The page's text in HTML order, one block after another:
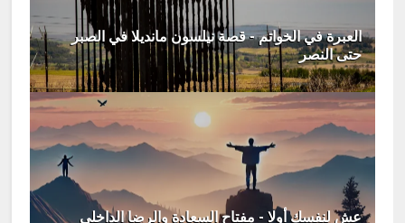
العبرة في الخواتم - قصة نيلسون مانديلا في الصبر
حتى النصر
عش لنفسك أولا - مفتاح السعادة والرضا الداخلي